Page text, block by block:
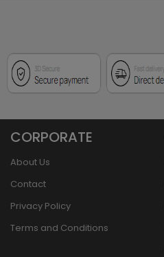
CORPORATE
About Us
Contact
Privacy Policy
Terms and Conditions